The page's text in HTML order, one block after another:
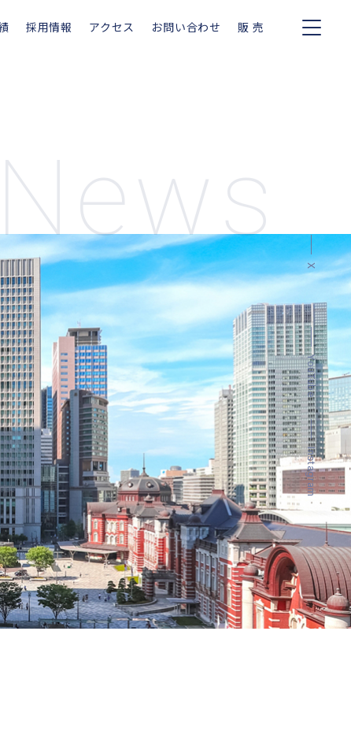
採用情報 アクセス お問い合わせ 販 売
X
YouTube
Instagram